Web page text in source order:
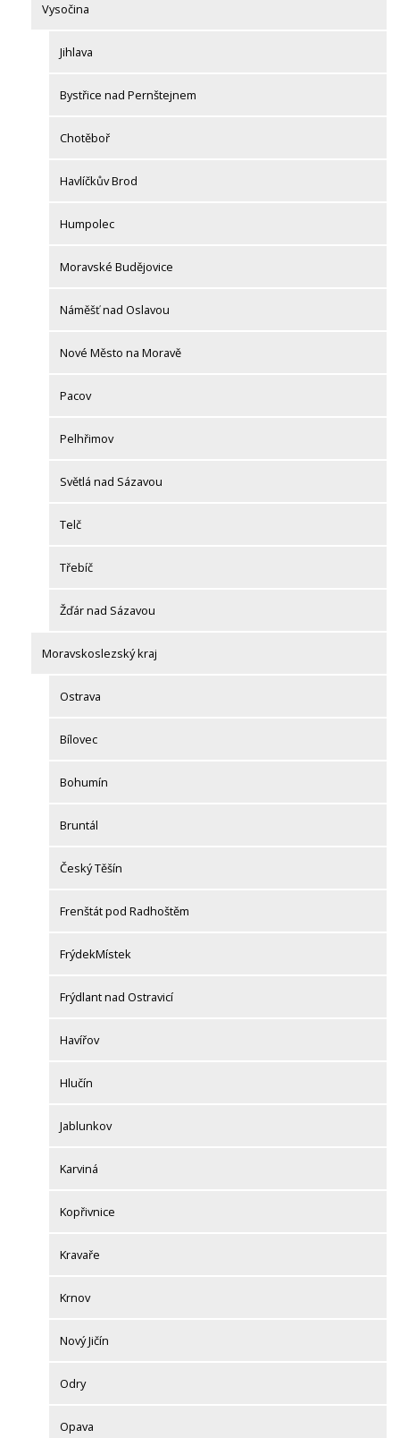
Vysočina
Jihlava
Bystřice nad Pernštejnem
Chotěboř
Havlíčkův Brod
Humpolec
Moravské Budějovice
Náměšť nad Oslavou
Nové Město na Moravě
Pacov
Pelhřimov
Světlá nad Sázavou
Telč
Třebíč
Žďár nad Sázavou
Moravskoslezský kraj
Ostrava
Bílovec
Bohumín
Bruntál
Český Těšín
Frenštát pod Radhoštěm
FrýdekMístek
Frýdlant nad Ostravicí
Havířov
Hlučín
Jablunkov
Karviná
Kopřivnice
Kravaře
Krnov
Nový Jičín
Odry
Opava